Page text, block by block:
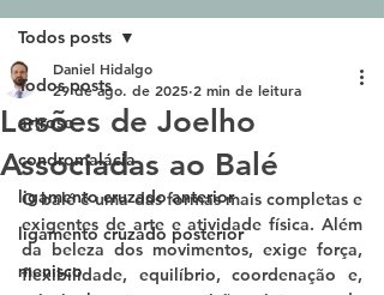
Todos posts
artrose
condromalácia
ligamento cruzado anterior
ligamento cruzado posterior
menisco
Todos posts
Lesões de Joelho
Associadas ao Balé
Daniel Hidalgo
29 de ago. de 2025 2 min de leitura
O balé é uma das formas mais completas e
exigentes de arte e atividade física. Além
da beleza dos movimentos, exige força,
flexibilidade, equilíbrio, coordenação e,